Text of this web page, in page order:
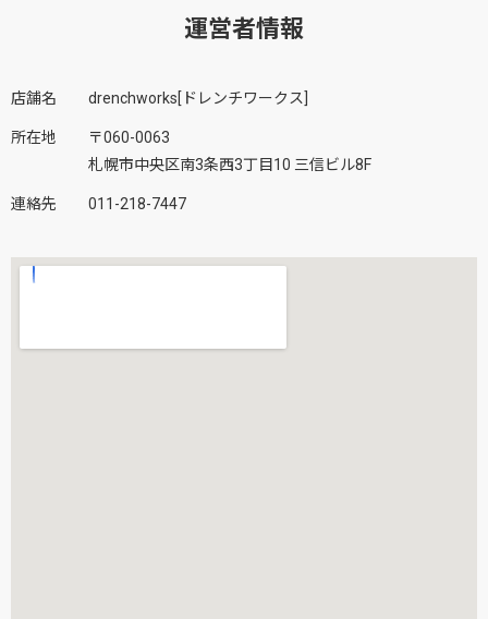
運営者情報
店舗名 drenchworks[ドレンチワークス]
所在地
〒060-0063
札幌市中央区南3条西3丁目10 三信ビル8F
連絡先 011-218-7447